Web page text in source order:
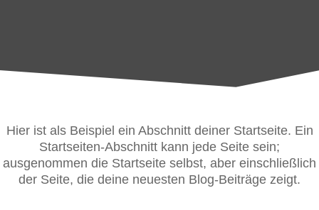
Hier ist als Beispiel ein Abschnitt deiner Startseite. Ein
Startseiten-Abschnitt kann jede Seite sein;
ausgenommen die Startseite selbst, aber einschließlich
der Seite, die deine neuesten Blog-Beiträge zeigt.